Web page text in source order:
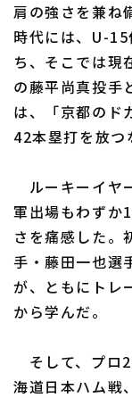
運営会社（別ウィン
特定商取引法の表示
肩の強さを兼ね
時代には、U-
ち、そこでは現
の藤平尚真投手
は、「京都のド
42本塁打を放つ
ルーキーイヤ
軍出場もわずか
さを痛感した。
手・藤田一也選
が、ともにトレ
から学んだ。
そして、プロ
海道日本ハム戦